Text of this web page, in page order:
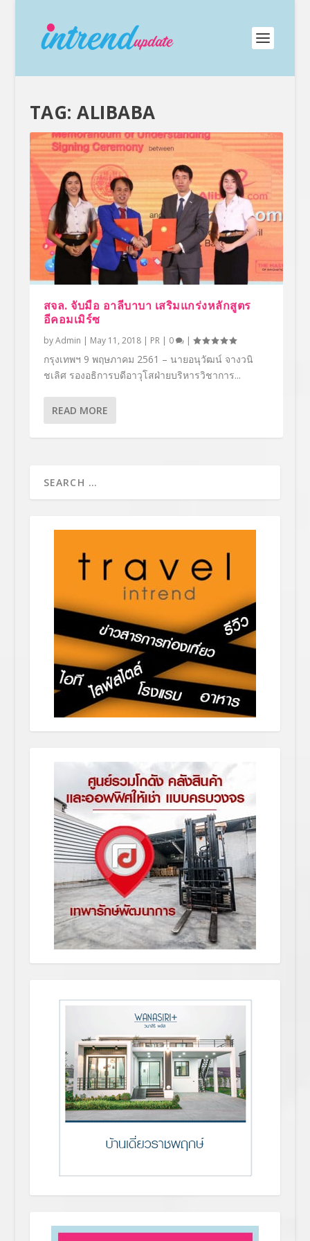
TAG:ALIBABA
สจล. จับมือ อาลีบาบา เสริมแกร่งหลักสูตร
อีคอมเมิร์ซ
byAdmin | May 11, 2018| PR| 0 |
กรุงเทพฯ 9 พฤษภาคม 2561 – นายอนุวัฒน์ จางวนิ
ชเลิศ รองอธิการบดีอาวุโสฝ่ายบริหารวิชาการ...
READ MORE